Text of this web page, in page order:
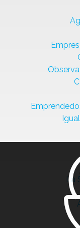
La